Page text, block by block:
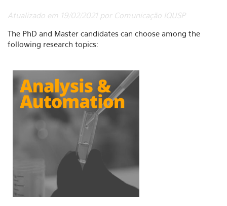
Atualizado em 19/02/2021 por Comunicação IQUSP
The PhD and Master candidates can choose among the
following research topics: